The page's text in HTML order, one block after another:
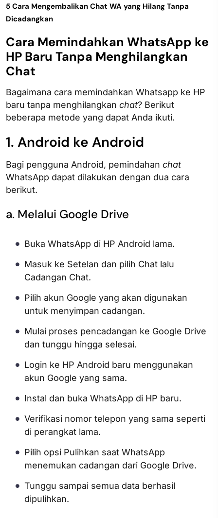
5 Cara Mengembalikan Chat WA yang Hilang Tanpa
Dicadangkan
Cara Memindahkan WhatsApp ke
HP Baru Tanpa Menghilangkan
Chat
Bagaimana cara memindahkan Whatsapp ke HP
baru tanpa menghilangkan chat? Berikut
beberapa metode yang dapat Anda ikuti.
1. Android ke Android
Bagi pengguna Android, pemindahan chat
WhatsApp dapat dilakukan dengan dua cara
berikut.
a. Melalui Google Drive
Buka WhatsApp di HP Android lama.
Masuk ke Setelan dan pilih Chat lalu
Cadangan Chat.
Pilih akun Google yang akan digunakan
untuk menyimpan cadangan.
Mulai proses pencadangan ke Google Drive
dan tunggu hingga selesai.
Login ke HP Android baru menggunakan
akun Google yang sama.
Instal dan buka WhatsApp di HP baru.
Verifikasi nomor telepon yang sama seperti
di perangkat lama.
Pilih opsi Pulihkan saat WhatsApp
menemukan cadangan dari Google Drive.
Tunggu sampai semua data berhasil
dipulihkan.